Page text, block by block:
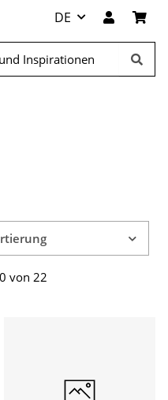
DE
von 22